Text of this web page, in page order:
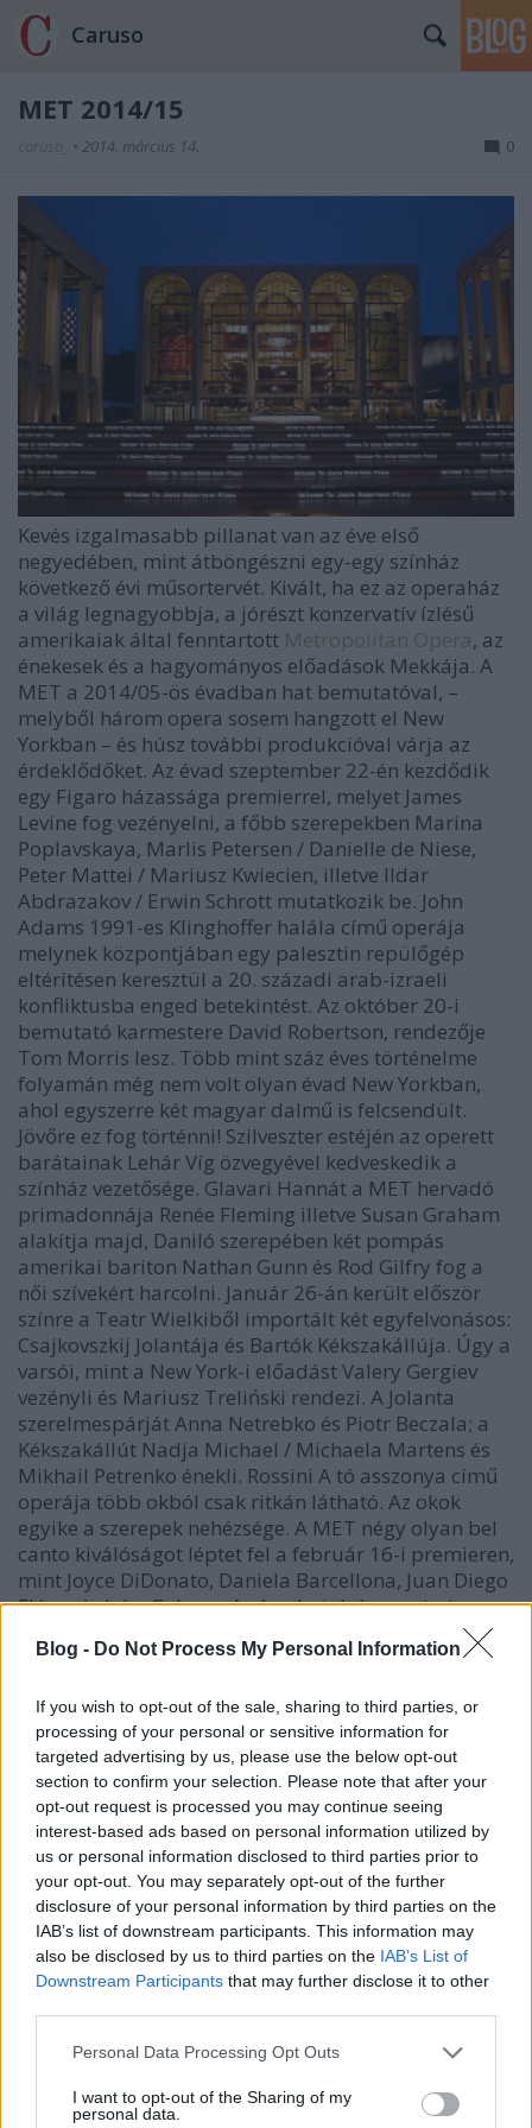
Blog - Do Not Process My Personal Information
If you wish to opt-out of the sale, sharing to third parties, or
processing of your personal or sensitive information for
targeted advertising by us, please use the below opt-out
section to confirm your selection. Please note that after your
opt-out request is processed you may continue seeing
interest-based ads based on personal information utilized by
us or personal information disclosed to third parties prior to
your opt-out. You may separately opt-out of the further
disclosure of your personal information by third parties on the
IAB’s list of downstream participants. This information may
also be disclosed by us to third parties on the IAB’s List of
Downstream Participants that may further disclose it to other
Please note that this website/app uses one or more Google
not limited to your visit or usage behaviour. You may click to
grant or deny consent to Google and its third-party tags to
Personal Data Processing Opt Outs
I want to opt-out of the Sharing of my
personal data.
Caruso
MET 2014/15
caruso_ • 2014. március 14. 0
Kevés izgalmasabb pillanat van az éve első
negyedében, mint átböngészni egy-egy színház
következő évi műsortervét. Kivált, ha ez az operaház
a világ legnagyobbja, a jórészt konzervatív ízlésű
amerikaiak által fenntartott Metropolitan Opera, az
énekesek és a hagyományos előadások Mekkája. A
MET a 2014/05-ös évadban hat bemutatóval, –
melyből három opera sosem hangzott el New
Yorkban – és húsz további produkcióval várja az
érdeklődőket. Az évad szeptember 22-én kezdődik
egy Figaro házassága premierrel, melyet James
Levine fog vezényelni, a főbb szerepekben Marina
Poplavskaya, Marlis Petersen / Danielle de Niese,
Peter Mattei / Mariusz Kwiecien, illetve Ildar
Abdrazakov / Erwin Schrott mutatkozik be. John
Adams 1991-es Klinghoffer halála című operája
melynek központjában egy palesztin repülőgép
eltérítésen keresztül a 20. századi arab-izraeli
konfliktusba enged betekintést. Az október 20-i
bemutató karmestere David Robertson, rendezője
Tom Morris lesz. Több mint száz éves történelme
folyamán még nem volt olyan évad New Yorkban,
ahol egyszerre két magyar dalmű is felcsendült.
Jövőre ez fog történni! Szilveszter estéjén az operett
barátainak Lehár Víg özvegyével kedveskedik a
színház vezetősége. Glavari Hannát a MET hervadó
primadonnája Renée Fleming illetve Susan Graham
alakítja majd, Daniló szerepében két pompás
amerikai bariton Nathan Gunn és Rod Gilfry fog a
női szívekért harcolni. Január 26-án került először
színre a Teatr Wielkiből importált két egyfelvonásos:
Csajkovszkij Jolantája és Bartók Kékszakállúja. Úgy a
varsói, mint a New York-i előadást Valery Gergiev
vezényli és Mariusz Treliński rendezi. A Jolanta
szerelmespárját Anna Netrebko és Piotr Beczala; a
Kékszakállút Nadja Michael / Michaela Martens és
Mikhail Petrenko énekli. Rossini A tó asszonya című
operája több okból csak ritkán látható. Az okok
egyike a szerepek nehézsége. A MET négy olyan bel
canto kiválóságot léptet fel a február 16-i premieren,
mint Joyce DiDonato, Daniela Barcellona, Juan Diego
Flórez és John Osborn. Az évad utolsó premierje, az
Bajazzók 45 év után kerül felújításra. Az április 14-i
rendezi. A két tenor főszerepet Marcello Alvarez
alakítja, rajta kívül Eva-Maria Westbroek és Željko
Lučić, illetve Patricia Racette és George Gagnidze
énekel.